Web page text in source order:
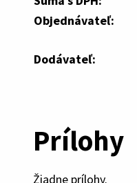
Objednávateľ:
Dodávateľ:
Prílohy
Žiadne prílohy.